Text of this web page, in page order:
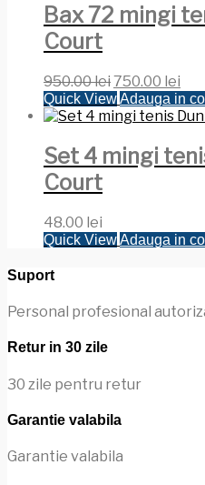
Bax 72 mingi
Court
950.00leiPrețul
inițial
a
950.00 lei.
750.00 lei
Quick ViewAdauga in
Set 4 mingi
Court
48.00 lei
Quick ViewAdauga in
Suport
Personal profesional
Retur in 30 zile
30 zile pentru retur
Garantie valabila
Garantie valabila